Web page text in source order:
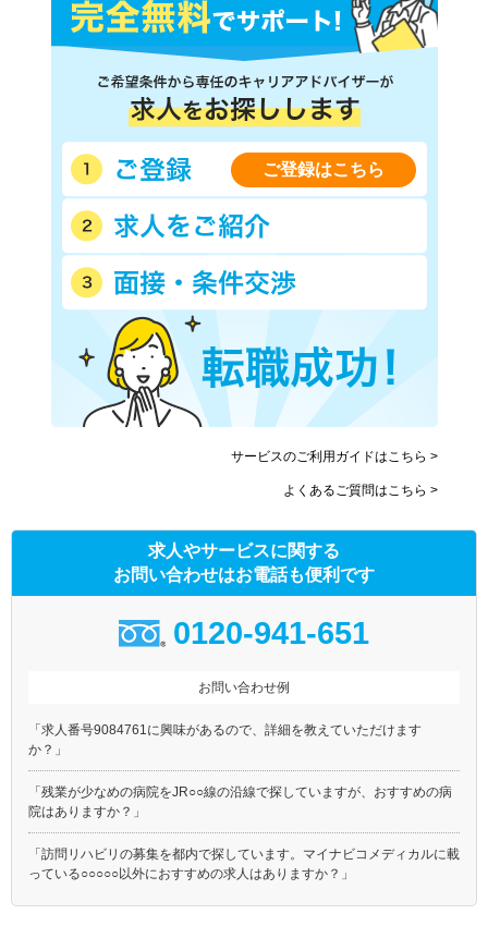
ご登録はこちら
サービスのご利用ガイドはこちら >
よくあるご質問はこちら >
求人やサービスに関する
お問い合わせはお電話も便利です
0120-941-651
お問い合わせ例
「求人番号9084761に興味があるので、詳細を教えていただけます
か？」
「残業が少なめの病院をJR○○線の沿線で探していますが、おすすめの病
院はありますか？」
「訪問リハビリの募集を都内で探しています。マイナビコメディカルに載
っている○○○○○以外におすすめの求人はありますか？」